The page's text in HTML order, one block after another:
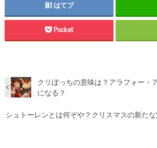
はてブ
Pocket
クリぼっちの意味は？アラフォー・
になる？
シュトーレンとは何ぞや？クリスマスの新たな